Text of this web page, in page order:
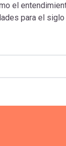
el
para el siglo